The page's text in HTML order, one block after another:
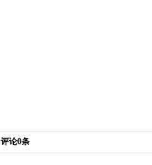
评论0条